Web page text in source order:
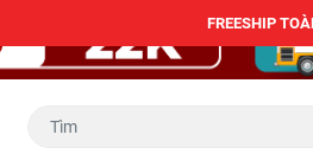
FREESHIP